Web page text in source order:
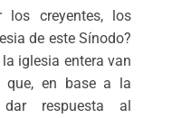
los creyentes, los
de este Sínodo?
iglesia entera van
en base a la
dar respuesta al